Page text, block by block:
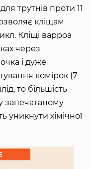
трутнів проти 11
кліщам
Кліщі варроа
через
і дуже
комірок (7
то більшість
запечатаному
уникнути хімічної